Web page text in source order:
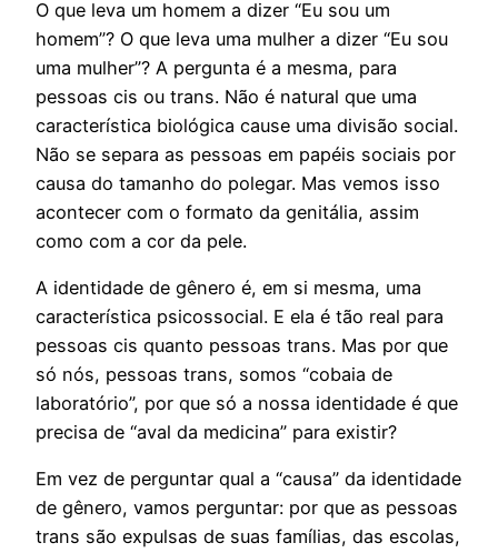
O que leva um homem a dizer “Eu sou um
homem”? O que leva uma mulher a dizer “Eu sou
uma mulher”? A pergunta é a mesma, para
pessoas cis ou trans. Não é natural que uma
característica biológica cause uma divisão social.
Não se separa as pessoas em papéis sociais por
causa do tamanho do polegar. Mas vemos isso
acontecer com o formato da genitália, assim
como com a cor da pele.
A identidade de gênero é, em si mesma, uma
característica psicossocial. E ela é tão real para
pessoas cis quanto pessoas trans. Mas por que
só nós, pessoas trans, somos “cobaia de
laboratório”, por que só a nossa identidade é que
precisa de “aval da medicina” para existir?
Em vez de perguntar qual a “causa” da identidade
de gênero, vamos perguntar: por que as pessoas
trans são expulsas de suas famílias, das escolas,